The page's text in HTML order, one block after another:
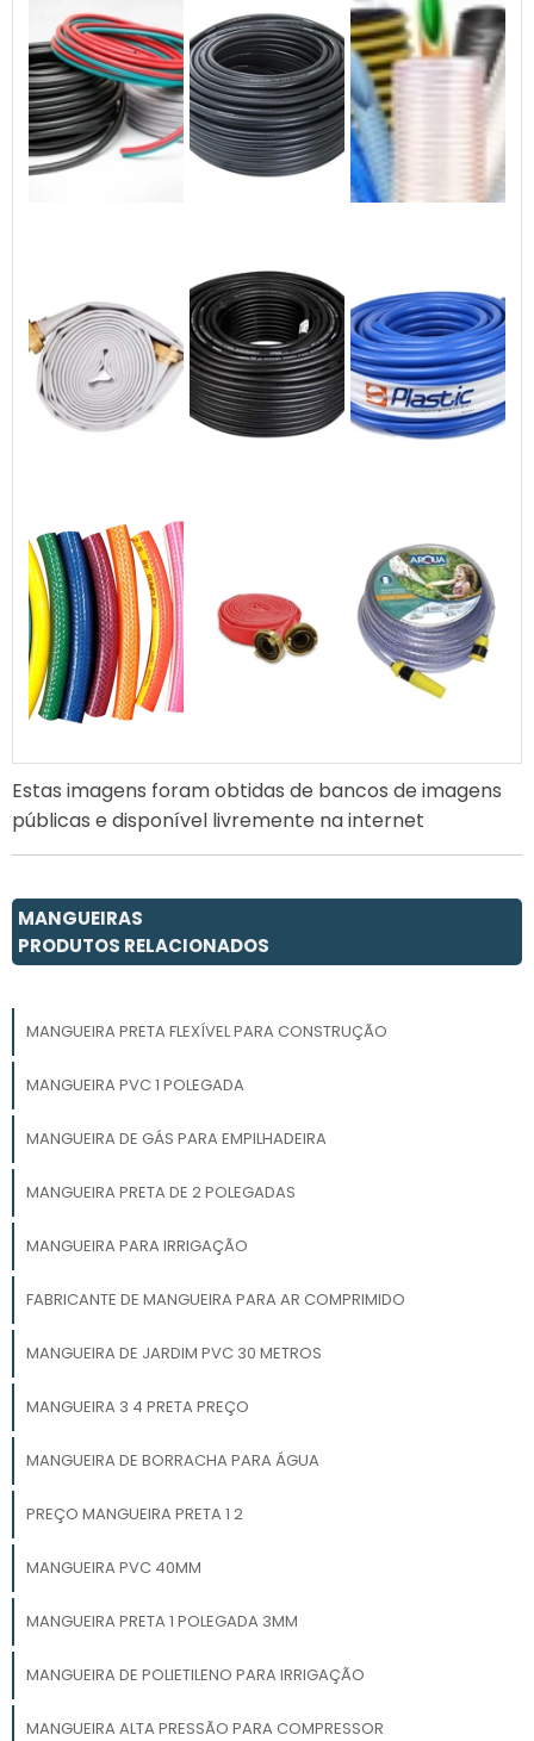
Estas imagens foram obtidas de bancos de imagens
públicas e disponível livremente na internet
MANGUEIRAS
PRODUTOS RELACIONADOS
MANGUEIRA PRETA FLEXÍVEL PARA CONSTRUÇÃO
MANGUEIRA PVC 1 POLEGADA
MANGUEIRA DE GÁS PARA EMPILHADEIRA
MANGUEIRA PRETA DE 2 POLEGADAS
MANGUEIRA PARA IRRIGAÇÃO
FABRICANTE DE MANGUEIRA PARA AR COMPRIMIDO
MANGUEIRA DE JARDIM PVC 30 METROS
MANGUEIRA 3 4 PRETA PREÇO
MANGUEIRA DE BORRACHA PARA ÁGUA
PREÇO MANGUEIRA PRETA 1 2
MANGUEIRA PVC 40MM
MANGUEIRA PRETA 1 POLEGADA 3MM
MANGUEIRA DE POLIETILENO PARA IRRIGAÇÃO
MANGUEIRA ALTA PRESSÃO PARA COMPRESSOR